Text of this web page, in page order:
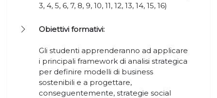
3, 4, 5, 6, 7, 8, 9, 10, 11, 12, 13, 14, 15, 16)
Obiettivi formativi:
Gli studenti apprenderanno ad applicare
i principali framework di analisi strategica
per definire modelli di business
sostenibili e a progettare,
conseguentemente, strategie social